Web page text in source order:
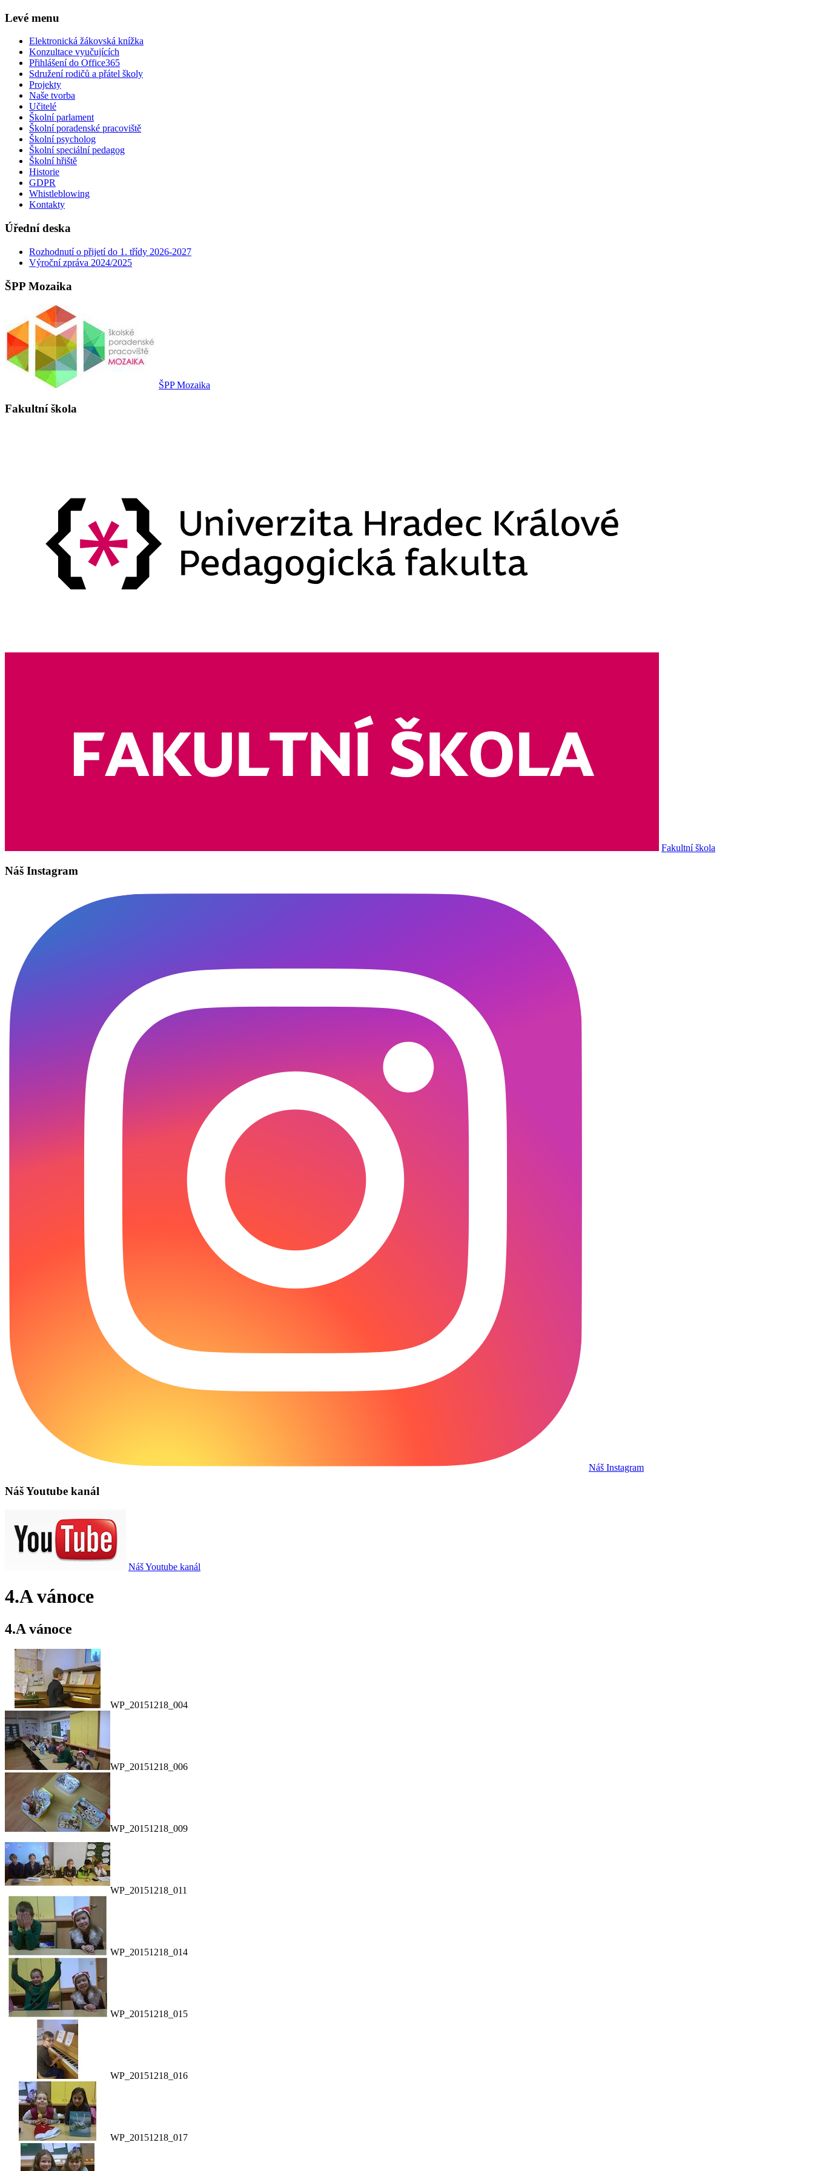
Levé menu
Elektronická žákovská knížka
Konzultace vyučujících
Přihlášení do Office365
Sdružení rodičů a přátel školy
Projekty
Naše tvorba
Učitelé
Školní parlament
Školní poradenské pracoviště
Školní psycholog
Školní speciální pedagog
Školní hřiště
Historie
GDPR
Whistleblowing
Kontakty
Úřední deska
Rozhodnutí o přijetí do 1. třídy 2026-2027
Výroční zpráva 2024/2025
ŠPP Mozaika
ŠPP Mozaika
Fakultní škola
Fakultní škola
Náš Instagram
Náš Instagram
Náš Youtube kanál
Náš Youtube kanál
4.A vánoce
4.A vánoce
WP_20151218_004
WP_20151218_006
WP_20151218_009
WP_20151218_011
WP_20151218_014
WP_20151218_015
WP_20151218_016
WP_20151218_017